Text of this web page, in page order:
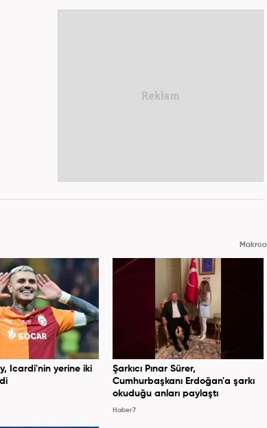
Makroo
Icardi'nin yerine iki
Şarkıcı Pınar Sürer,
Cumhurbaşkanı Erdoğan'a şarkı
okuduğu anları paylaştı
Haber7